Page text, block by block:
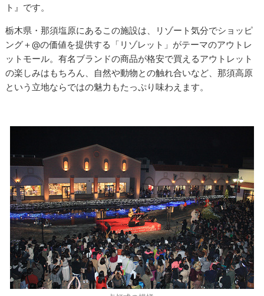
ト』です。
栃木県・那須塩原にあるこの施設は、リゾート気分でショッピ
ング＋@の価値を提供する「リゾレット」がテーマのアウトレ
ットモール。有名ブランドの商品が格安で買えるアウトレット
の楽しみはもちろん、自然や動物との触れ合いなど、那須高原
という立地ならではの魅力もたっぷり味わえます。